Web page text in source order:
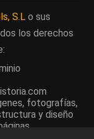
S.L o sus
los derechos
fotografías,
y diseño